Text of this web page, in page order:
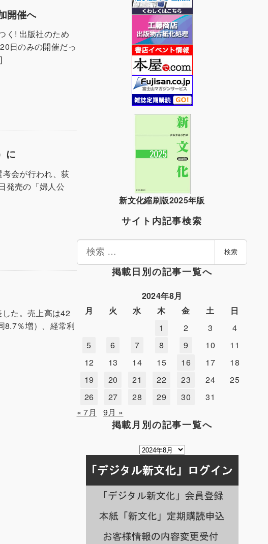
開催へ
く! 出版社のため
日のみの開催だっ
に
会が行われ、荻
発売の「婦人公
た。売上高は42
8.7％増）、経常利
新文化縮刷版2025年版
サイト内記事検索
検
検索
掲載日別の記事一覧へ
2024年8月
月
火 水 木 金 土
日
1
2 3
4
5
6 7 8 9 10
11
12
13 14 15 16 17
18
19
20 21 22 23 24
25
26
27 28 29 30
31
« 7月
9月 »
掲載月別の記事一覧へ
掲
月
別
の
事
一